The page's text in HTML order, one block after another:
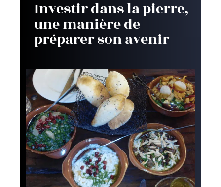
Investir dans la pierre,
une manière de
préparer son avenir